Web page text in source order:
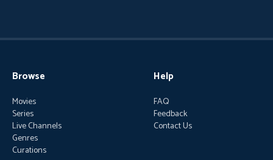
Browse
Movies
Series
Live Channels
Genres
Curations
Help
FAQ
Feedback
Contact Us